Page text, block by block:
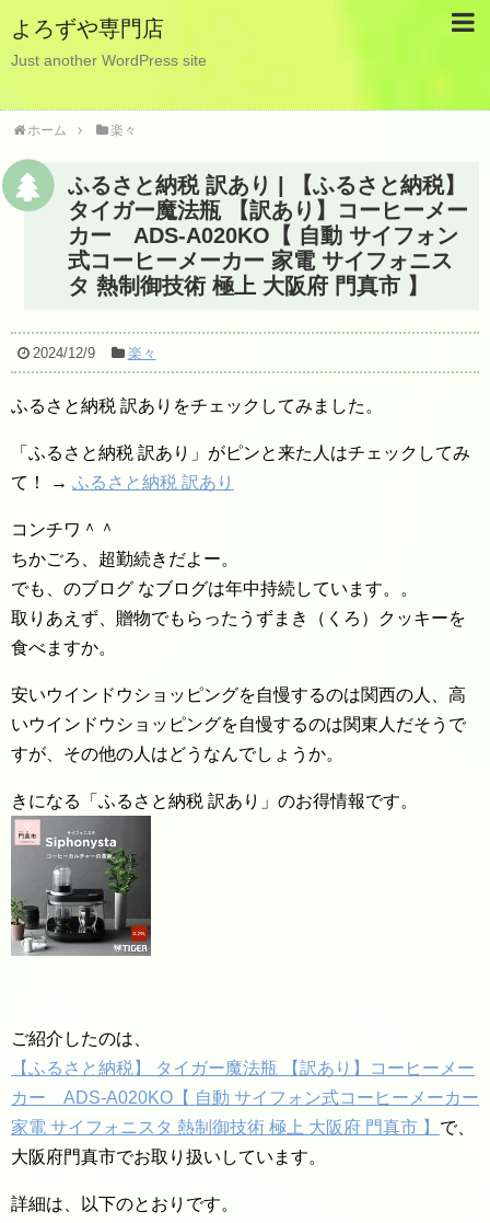
よろずや専門店
Just another WordPress site
ホーム 楽々
ふるさと納税 訳あり | 【ふるさと納税】
タイガー魔法瓶 【訳あり】コーヒーメー
カー ADS-A020KO【 自動 サイフォン
式コーヒーメーカー 家電 サイフォニス
タ 熱制御技術 極上 大阪府 門真市 】
2024/12/9 楽々
ふるさと納税 訳ありをチェックしてみました。
「ふるさと納税 訳あり」がピンと来た人はチェックしてみ
て！ → ふるさと納税 訳あり
コンチワ＾＾
ちかごろ、超勤続きだよー。
でも、のブログ なブログは年中持続しています。。
取りあえず、贈物でもらったうずまき（くろ）クッキーを
食べますか。
安いウインドウショッピングを自慢するのは関西の人、高
いウインドウショッピングを自慢するのは関東人だそうで
すが、その他の人はどうなんでしょうか。
きになる「ふるさと納税 訳あり」のお得情報です。
ご紹介したのは、
【ふるさと納税】 タイガー魔法瓶 【訳あり】コーヒーメー
カー ADS-A020KO【 自動 サイフォン式コーヒーメーカー
家電 サイフォニスタ 熱制御技術 極上 大阪府 門真市 】 で、
大阪府門真市でお取り扱いしています。
詳細は、以下のとおりです。